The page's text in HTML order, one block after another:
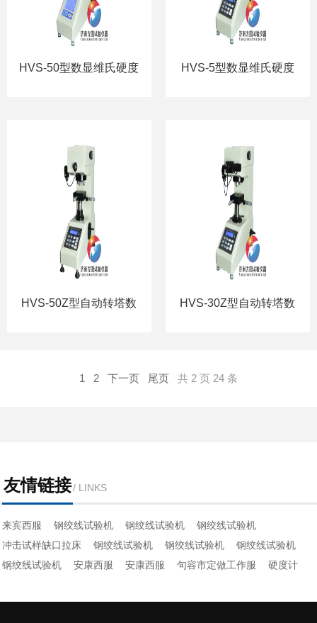
HVS-50型数显维氏硬度
HVS-5型数显维氏硬度
HVS-50Z型自动转塔数
HVS-30Z型自动转塔数
1 2 下一页 尾页 共 2 页 24 条
友情链接/ LINKS
来宾西服 钢绞线试验机 钢绞线试验机
钢绞线试验机
冲击试样缺口拉床
钢绞线试验机 钢绞线试验机
钢绞线试验机
钢绞线试验机
安康西服 安康西服 句容市定做工作服 硬度计